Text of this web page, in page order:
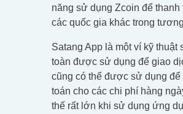
năng sử dụng Zcoin để thanh
các quốc gia khác trong
Satang App là một ví kỹ thuật
toàn được sử dụng để giao
cũng có thể được sử dụng để
toán cho các chi phí hàng
thế rất lớn khi sử dụng ứng